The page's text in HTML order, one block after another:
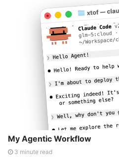
My Agentic Workflow
3 minute read